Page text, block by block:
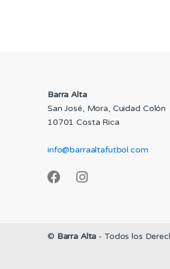
Barra Alta
San José, Mora, Cuidad Colón
10701 Costa Rica
info@barraaltafutbol.com
© Barra Alta - Todos los